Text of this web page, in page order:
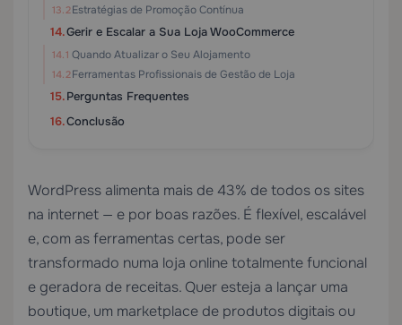
Estratégias de Promoção Contínua
Gerir e Escalar a Sua Loja WooCommerce
Quando Atualizar o Seu Alojamento
Ferramentas Profissionais de Gestão de Loja
Perguntas Frequentes
Conclusão
WordPress alimenta mais de 43% de todos os sites
na internet — e por boas razões. É flexível, escalável
e, com as ferramentas certas, pode ser
transformado numa loja online totalmente funcional
e geradora de receitas. Quer esteja a lançar uma
boutique, um marketplace de produtos digitais ou